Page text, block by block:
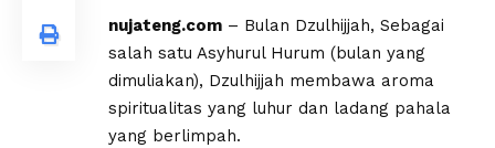
nujateng.com – Bulan Dzulhijjah, Sebagai
salah satu Asyhurul Hurum (bulan yang
dimuliakan), Dzulhijjah membawa aroma
spiritualitas yang luhur dan ladang pahala
yang berlimpah.